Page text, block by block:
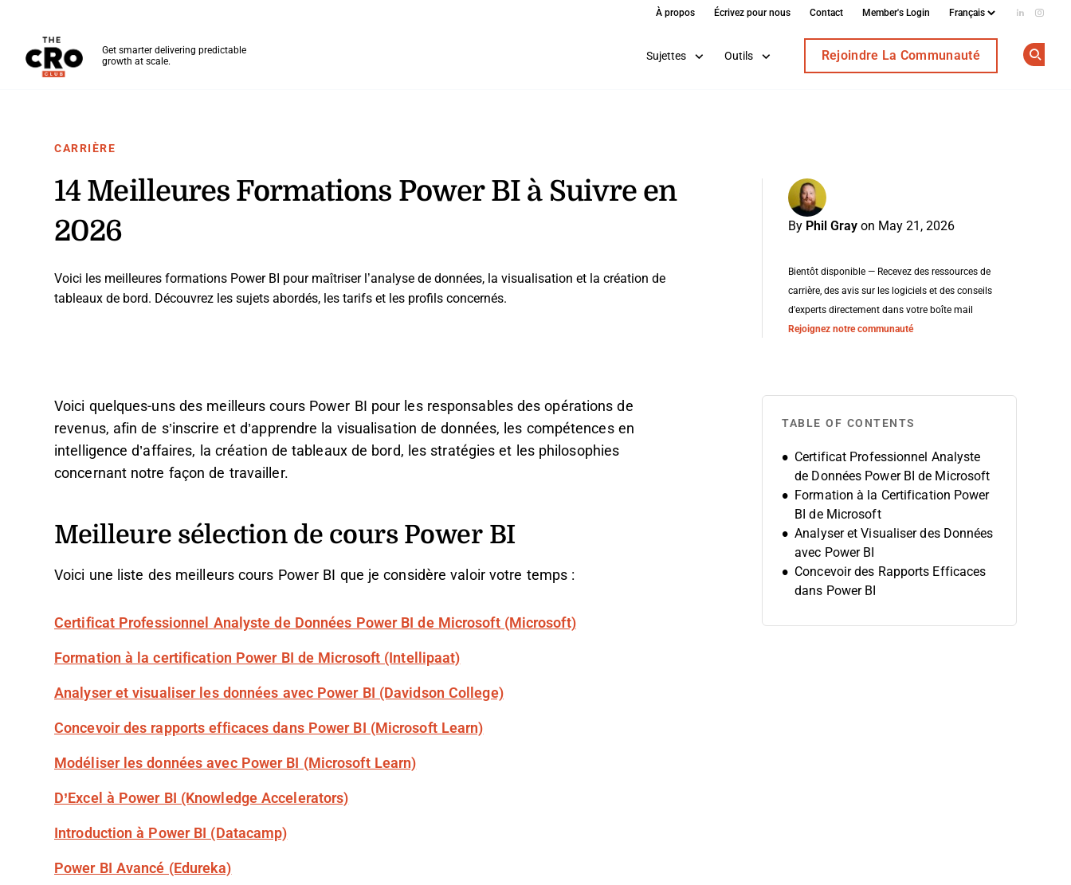
À propos Écrivez pour nous Contact Member's Login Add us
Get smarter delivering predictable
growth at scale.
Sujettes Outils Rejoindre La Communauté
CARRIÈRE
14 Meilleures Formations Power BI à Suivre en
2026
By Phil Gray on May 21, 2026
Bientôt disponible — Recevez des ressources de
carrière, des avis sur les logiciels et des conseils
d'experts directement dans votre boîte mail
Rejoignez notre communauté
Voici les meilleures formations Power BI pour maîtriser l’analyse de données, la visualisation et la création de
tableaux de bord. Découvrez les sujets abordés, les tarifs et les profils concernés.
Voici quelques-uns des meilleurs cours Power BI pour les responsables des opérations de
revenus, afin de s’inscrire et d’apprendre la visualisation de données, les compétences en
intelligence d’affaires, la création de tableaux de bord, les stratégies et les philosophies
concernant notre façon de travailler.
Meilleure sélection de cours Power BI
Voici une liste des meilleurs cours Power BI que je considère valoir votre temps :
Certificat Professionnel Analyste de Données Power BI de Microsoft (Microsoft)
Formation à la certification Power BI de Microsoft (Intellipaat)
Analyser et visualiser les données avec Power BI (Davidson College)
Concevoir des rapports efficaces dans Power BI (Microsoft Learn)
Modéliser les données avec Power BI (Microsoft Learn)
D’Excel à Power BI (Knowledge Accelerators)
Introduction à Power BI (Datacamp)
Power BI Avancé (Edureka)
TABLE OF CONTENTS
Certificat Professionnel Analyste
de Données Power BI de Microsoft
Formation à la Certification Power
BI de Microsoft
Analyser et Visualiser des Données
avec Power BI
Concevoir des Rapports Efficaces
dans Power BI
BI